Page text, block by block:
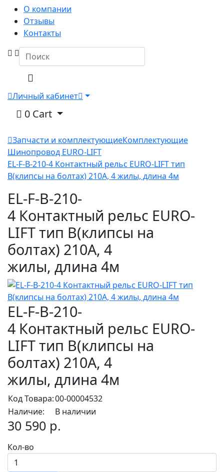
О компании
Отзывы
Контакты
Личный кабинет
0 Cart
Запчасти и комплектующиеКомплектующие
Шинопровод EURO-LIFT
EL-F-B-210-4 Контактный рельс EURO-LIFT тип
B(клипсы на болтах) 210А, 4 жилы, длина 4м
EL-F-B-210-
4 Контактный рельс EURO-
LIFT тип B(клипсы на
болтах) 210А, 4
жилы, длина 4м
EL-F-B-210-
4 Контактный рельс EURO-
LIFT тип B(клипсы на
болтах) 210А, 4
жилы, длина 4м
Код Товара:00-00004532
Наличие:
В наличии
30 590 р.
Кол-во